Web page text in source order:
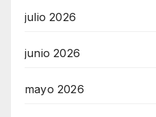
julio 2026
junio 2026
mayo 2026